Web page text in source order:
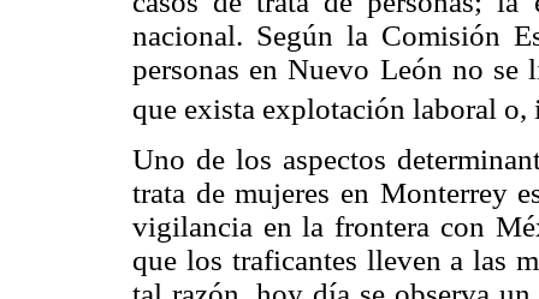
nacional. Según la Comisión
personas en Nuevo León no se
que exista explotación laboral
Uno de los aspectos
trata de mujeres en Monterrey
vigilancia en la frontera con
que los traficantes lleven a las